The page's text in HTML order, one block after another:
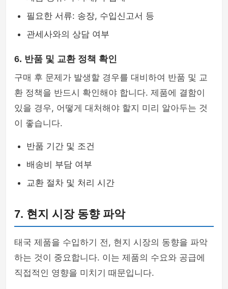
필요한 서류: 송장, 수입신고서 등
관세사와의 상담 여부
6. 반품 및 교환 정책 확인
구매 후 문제가 발생할 경우를 대비하여 반품 및 교
환 정책을 반드시 확인해야 합니다. 제품에 결함이
있을 경우, 어떻게 대처해야 할지 미리 알아두는 것
이 좋습니다.
반품 기간 및 조건
배송비 부담 여부
교환 절차 및 처리 시간
7. 현지 시장 동향 파악
태국 제품을 수입하기 전, 현지 시장의 동향을 파악
하는 것이 중요합니다. 이는 제품의 수요와 공급에
직접적인 영향을 미치기 때문입니다.